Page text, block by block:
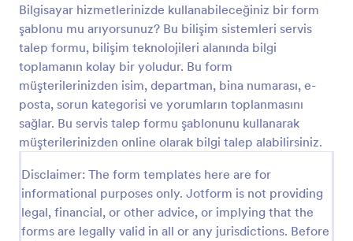
Bilgisayar hizmetlerinizde kullanabileceğiniz bir form
şablonu mu arıyorsunuz? Bu bilişim sistemleri servis
talep formu, bilişim teknolojileri alanında bilgi
toplamanın kolay bir yoludur. Bu form
müşterilerinizden isim, departman, bina numarası, e-
posta, sorun kategorisi ve yorumların toplanmasını
sağlar. Bu servis talep formu şablonunu kullanarak
müşterilerinizden online olarak bilgi talep alabilirsiniz.
Disclaimer: The form templates here are for
informational purposes only. Jotform is not providing
legal, financial, or other advice, or implying that the
forms are legally valid in all or any jurisdictions. Before
Önizleme